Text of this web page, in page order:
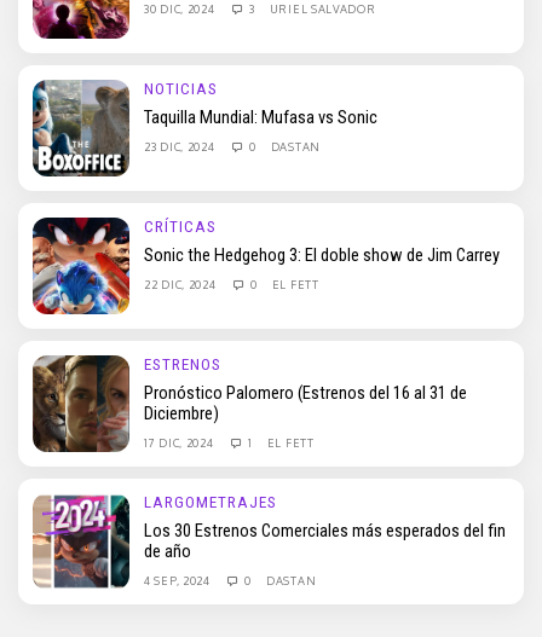
30 DIC, 2024 3 URIEL SALVADOR
NOTICIAS
Taquilla Mundial: Mufasa vs Sonic
23 DIC, 2024 0 DASTAN
CRÍTICAS
Sonic the Hedgehog 3: El doble show de Jim Carrey
22 DIC, 2024 0 EL FETT
ESTRENOS
Pronóstico Palomero (Estrenos del 16 al 31 de
Diciembre)
17 DIC, 2024 1 EL FETT
LARGOMETRAJES
Los 30 Estrenos Comerciales más esperados del fin
de año
4 SEP, 2024 0 DASTAN